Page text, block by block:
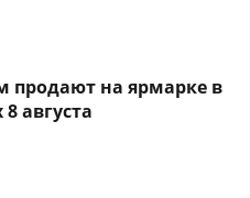
продают на ярмарке в
августа